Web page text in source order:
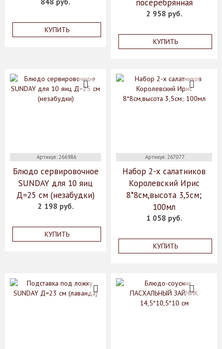
КУПИТЬ
посеребрянная
2 958 руб.
КУПИТЬ
Артикул: 266986
Блюдо сервировочное
SUNDAY для 10 яиц
Д=25 см (незабудки)
2 198 руб.
КУПИТЬ
Артикул: 267077
Набор 2-х салатников
Королевский Ирис
8*8см,высота 3,5см;
100мл
1 058 руб.
КУПИТЬ